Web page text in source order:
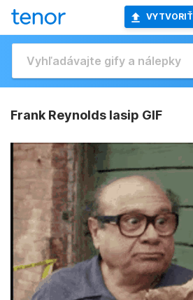
VYTVORIŤ
Frank Reynolds Iasip GIF